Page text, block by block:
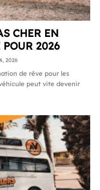
CHER EN
2026
2026
de rêve pour les
peut vite devenir